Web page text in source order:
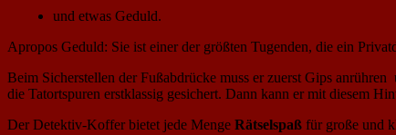
und etwas Geduld.
Apropos Geduld: Sie ist einer der größten Tugenden, die ein
Beim Sicherstellen der Fußabdrücke muss er zuerst Gips
die Tatortspuren erstklassig gesichert. Dann kann er mit diesem
Der Detektiv-Koffer bietet jede Menge Rätselspaß für große und